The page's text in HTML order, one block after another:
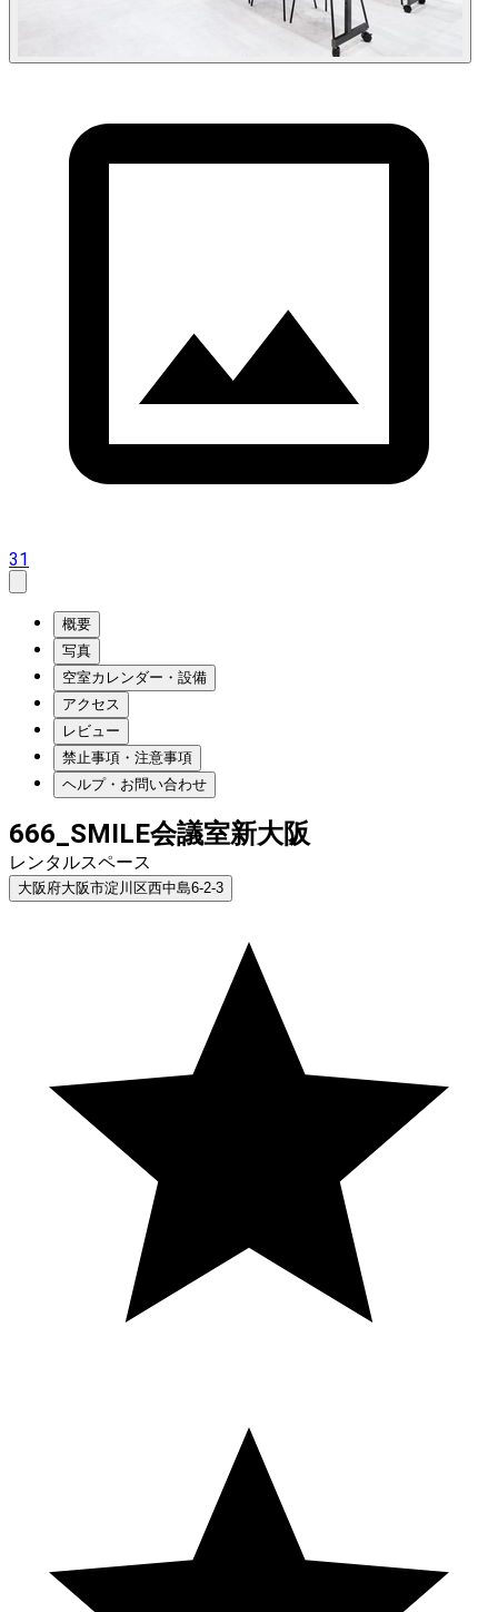
31
概要
写真
空室カレンダー・設備
アクセス
レビュー
禁止事項・注意事項
ヘルプ・お問い合わせ
666_SMILE会議室新大阪
レンタルスペース
大阪府大阪市淀川区西中島6-2-3